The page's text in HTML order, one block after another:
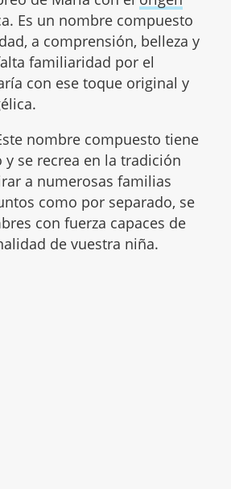
Es un nombre compuesto
a comprensión, belleza y
familiaridad por el
con ese toque original y
nombre compuesto tiene
se recrea en la tradición
a numerosas familias
como por separado, se
con fuerza capaces de
de vuestra niña.